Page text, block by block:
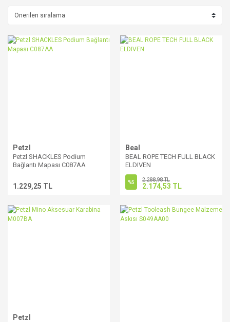
Petzl
Petzl SHACKLES Podium
Bağlantı Mapası C087AA
1.229,25 TL
Beal
BEAL ROPE TECH FULL BLACK
ELDIVEN
%5 2.288,98 TL
2.174,53 TL
Petzl